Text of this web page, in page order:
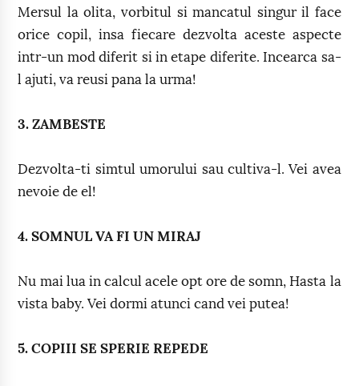
Mersul la olita, vorbitul si mancatul singur il face
orice copil, insa fiecare dezvolta aceste aspecte
intr-un mod diferit si in etape diferite. Incearca sa-
l ajuti, va reusi pana la urma!
3. ZAMBESTE
Dezvolta-ti simtul umorului sau cultiva-l. Vei avea
nevoie de el!
4. SOMNUL VA FI UN MIRAJ
Nu mai lua in calcul acele opt ore de somn, Hasta la
vista baby. Vei dormi atunci cand vei putea!
5. COPIII SE SPERIE REPEDE